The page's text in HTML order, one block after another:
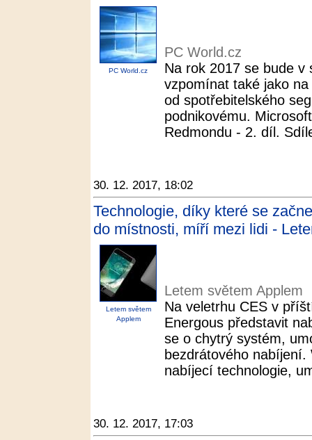
PC World.cz
PC World.cz
Na rok 2017 se bude v
vzpomínat také jako
od spotřebitelského
podnikovému.
Redmondu - 2. díl.
30. 12. 2017, 18:02
Technologie, díky které se
do místnosti, míří mezi lidi -
Letem světem
Applem
Letem světem Applem
Na veletrhu CES v
Energous představit
se o chytrý systém,
bezdrátového
nabíjecí technologie,
30. 12. 2017, 17:03